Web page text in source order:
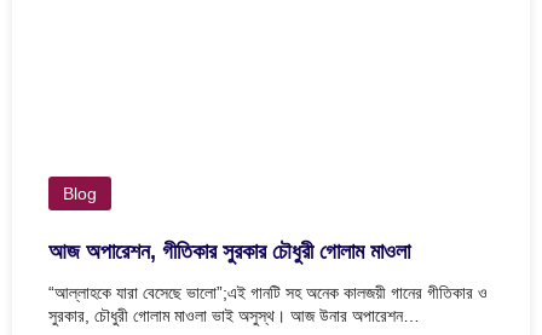
Blog
আজ অপারেশন, গীতিকার সুরকার চৌধুরী গোলাম মাওলা
“আল্লাহকে যারা বেসেছে ভালো”;এই গানটি সহ অনেক কালজয়ী গানের গীতিকার ও
সুরকার, চৌধুরী গোলাম মাওলা ভাই অসুস্থ। আজ উনার অপারেশন…